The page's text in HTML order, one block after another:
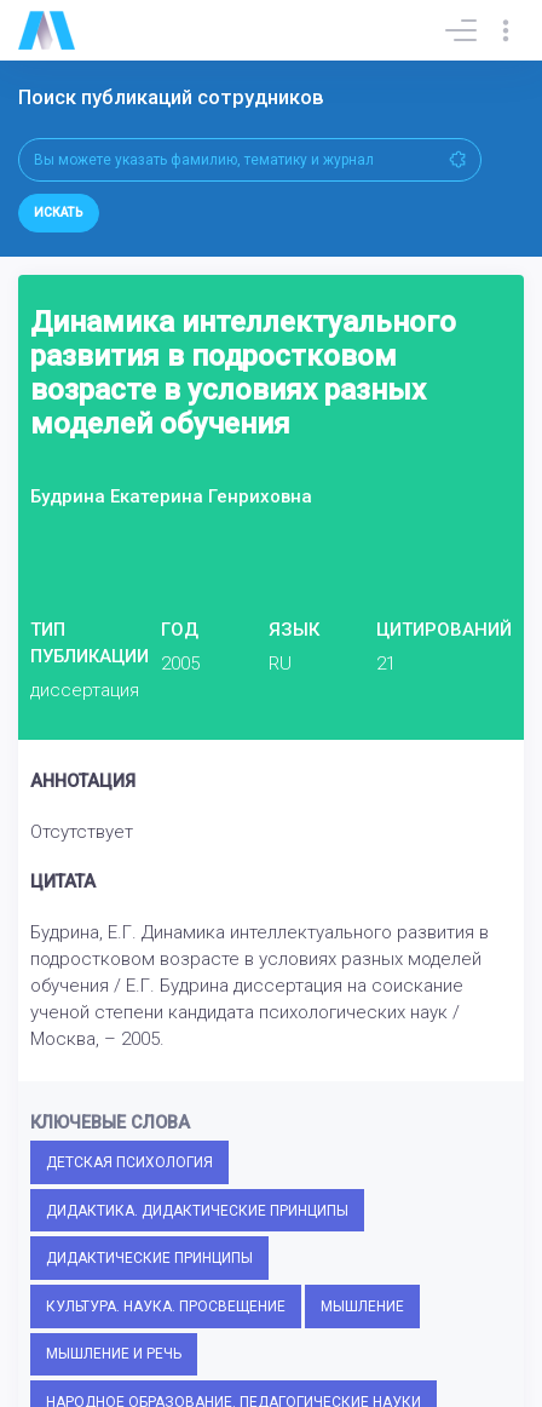
Поиск публикаций сотрудников
ИСКАТЬ
Динамика интеллектуального
развития в подростковом
возрасте в условиях разных
моделей обучения
Будрина Екатерина Генриховна
ТИП
ПУБЛИКАЦИИ
диссертация
ГОД
2005
ЯЗЫК
RU
ЦИТИРОВАНИЙ
21
АННОТАЦИЯ
Отсутствует
ЦИТАТА
Будрина, Е.Г. Динамика интеллектуального развития в
подростковом возрасте в условиях разных моделей
обучения / Е.Г. Будрина диссертация на соискание
ученой степени кандидата психологических наук /
Москва, – 2005.
КЛЮЧЕВЫЕ СЛОВА
ДЕТСКАЯ ПСИХОЛОГИЯ
ДИДАКТИКА. ДИДАКТИЧЕСКИЕ ПРИНЦИПЫ
ДИДАКТИЧЕСКИЕ ПРИНЦИПЫ
КУЛЬТУРА. НАУКА. ПРОСВЕЩЕНИЕ МЫШЛЕНИЕ
МЫШЛЕНИЕ И РЕЧЬ
НАРОДНОЕ ОБРАЗОВАНИЕ. ПЕДАГОГИЧЕСКИЕ НАУКИ